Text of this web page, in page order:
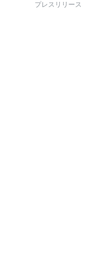
プレスリリース